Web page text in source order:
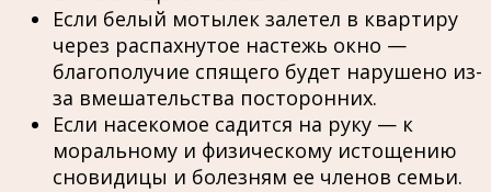
Если белый мотылек залетел в квартиру
через распахнутое настежь окно —
благополучие спящего будет нарушено из-
за вмешательства посторонних.
Если насекомое садится на руку — к
моральному и физическому истощению
сновидицы и болезням ее членов семьи.